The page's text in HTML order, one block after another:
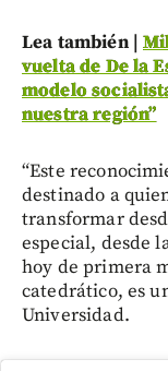
Lea también |
vuelta de De la
modelo
nuestra región”
“Este
destinado a
transformar
especial, desde
hoy de primera
catedrático, es
Universidad.